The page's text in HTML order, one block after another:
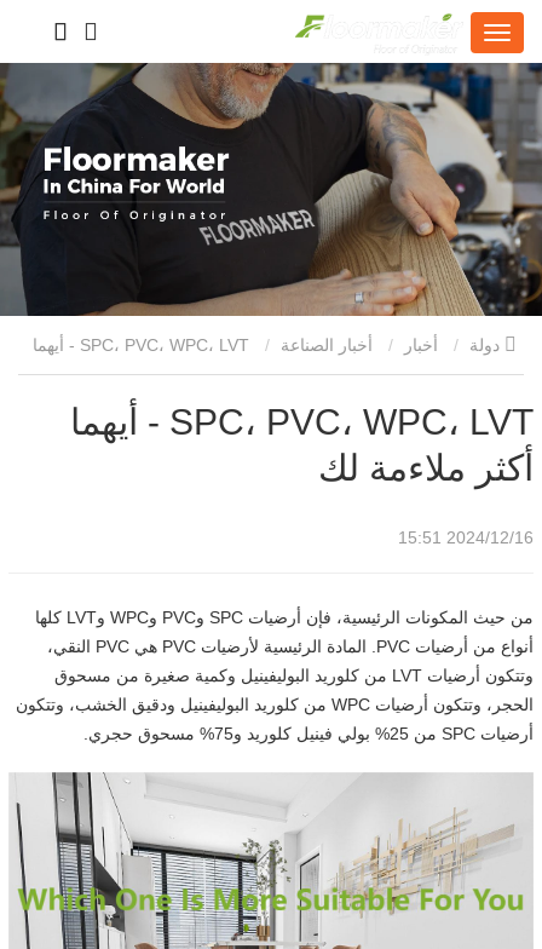
أخبار أخبار الصناعة SPC، PVC، WPC، LVT - أيهما
SPC، PVC، WPC، LVT - أيهما
أكثر ملاءمة لك
2024/12/16 15:51
من حيث المكونات الرئيسية، فإن أرضيات SPC وPVC وWPC وLVT كلها
أنواع من أرضيات PVC. المادة الرئيسية لأرضيات PVC هي PVC النقي،
وتتكون أرضيات LVT من كلوريد البوليفينيل وكمية صغيرة من مسحوق
الحجر، وتتكون أرضيات WPC من كلوريد البوليفينيل ودقيق الخشب، وتتكون
أرضيات SPC من 25% بولي فينيل كلوريد و75% مسحوق حجري.